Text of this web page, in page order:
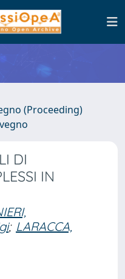
(Proceeding)
DI
IN
; LARACCA,